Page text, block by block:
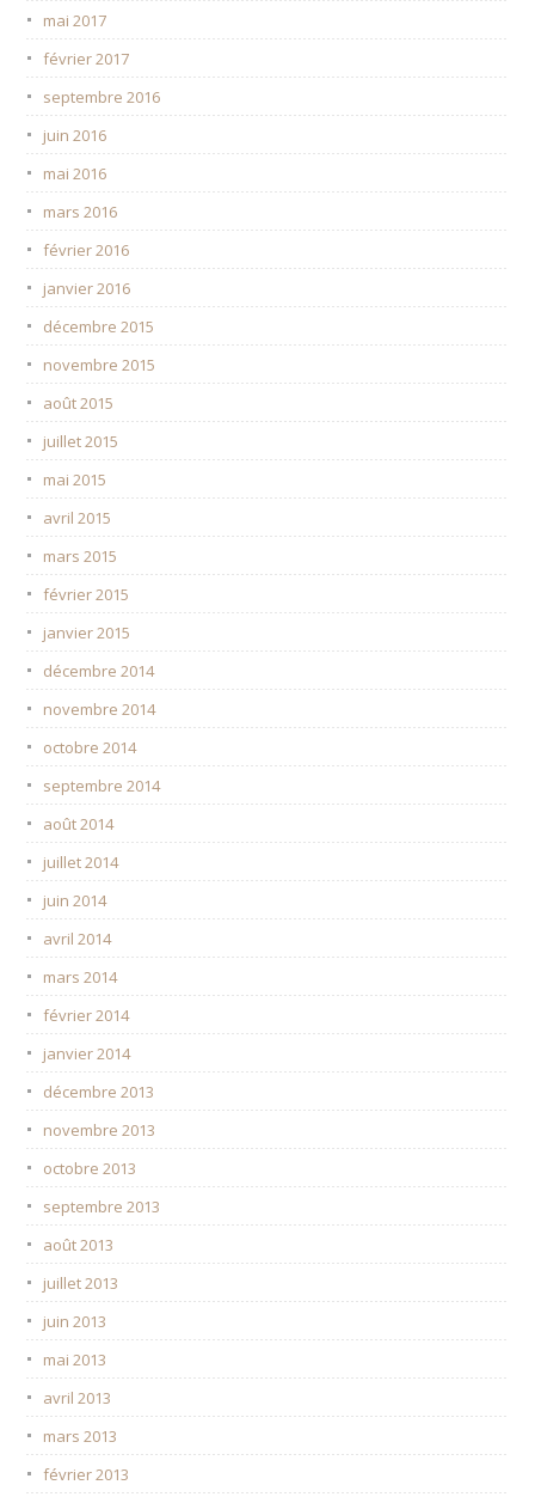
mai 2017
février 2017
septembre 2016
juin 2016
mai 2016
mars 2016
février 2016
janvier 2016
décembre 2015
novembre 2015
août 2015
juillet 2015
mai 2015
avril 2015
mars 2015
février 2015
janvier 2015
décembre 2014
novembre 2014
octobre 2014
septembre 2014
août 2014
juillet 2014
juin 2014
avril 2014
mars 2014
février 2014
janvier 2014
décembre 2013
novembre 2013
octobre 2013
septembre 2013
août 2013
juillet 2013
juin 2013
mai 2013
avril 2013
mars 2013
février 2013